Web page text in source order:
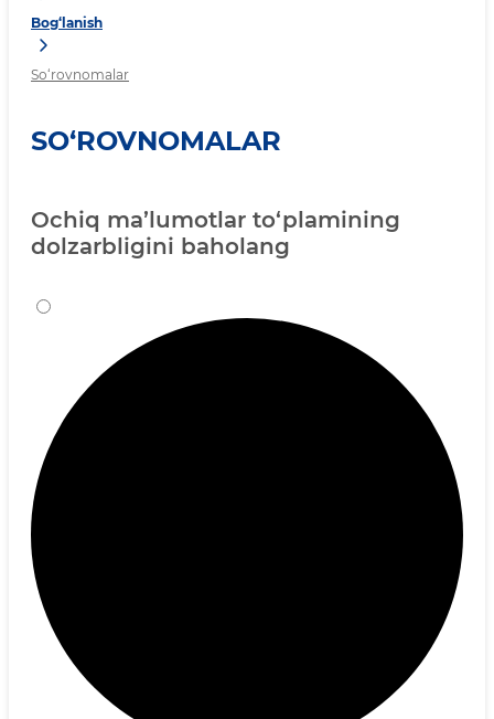
Bog‘lanish
So‘rovnomalar
SO‘ROVNOMALAR
Ochiq ma’lumotlar to‘plamining
dolzarbligini baholang